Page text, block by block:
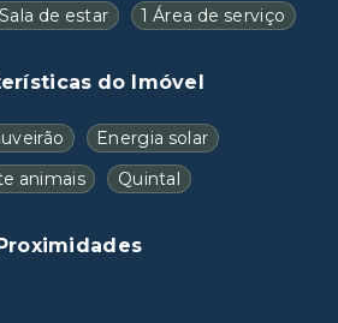
de estar 1 Área de serviço
do Imóvel
Energia solar
animais Quintal